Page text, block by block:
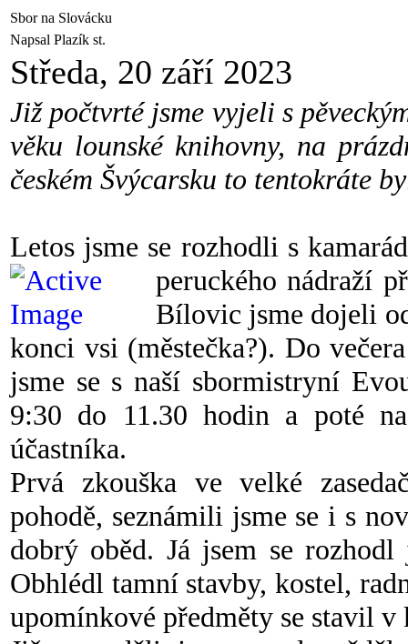
Sbor na Slovácku
Napsal Plazík st.
Středa, 20 září 2023
Již počtvrté jsme vyjeli s
věku lounské knihovny, na
českém Švýcarsku to tentokráte
Letos jsme se rozhodli s
peruckého nádraží
Bílovic jsme dojeli
konci vsi (městečka?). Do
jsme se s naší sbormistryní
9:30 do 11.30 hodin a poté
účastníka.
Prvá zkouška ve velké
pohodě, seznámili jsme se i s
dobrý oběd. Já jsem se
Obhlédl tamní stavby, kostel,
upomínkové předměty se stavil v